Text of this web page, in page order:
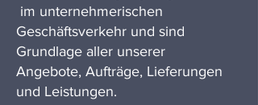
im unternehmerischen
Geschäftsverkehr und sind
Grundlage aller unserer
Angebote, Aufträge, Lieferungen
und Leistungen.